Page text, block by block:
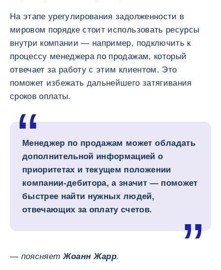
На этапе урегулирования задолженности в
мировом порядке стоит использовать ресурсы
внутри компании — например, подключить к
процессу менеджера по продажам, который
отвечает за работу с этим клиентом. Это
поможет избежать дальнейшего затягивания
сроков оплаты.
Менеджер по продажам может обладать
дополнительной информацией о
приоритетах и текущем положении
компании-дебитора, а значит — поможет
быстрее найти нужных людей,
отвечающих за оплату счетов.
— поясняетЖоанн Жарр.